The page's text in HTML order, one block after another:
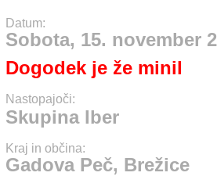
Datum:
Sobota, 15. november
Dogodek je že minil
Nastopajoči:
Skupina Iber
Kraj in občina:
Gadova Peč, Brežice